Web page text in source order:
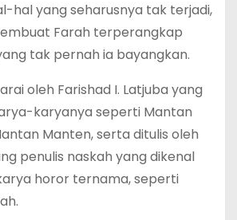
hal yang seharusnya tak terjadi,
Farah terperangkap
tak pernah ia bayangkan.
oleh Farishad I. Latjuba yang
karyanya seperti Mantan
Manten, serta ditulis oleh
penulis naskah yang dikenal
horor ternama, seperti